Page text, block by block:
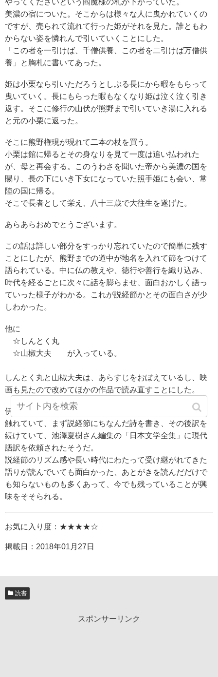
美濃の宿についた。そこからは様々な人に曳かれていくの
ですが、売られて流れて行った姫がそれを見た。誰ともわ
からない姿を憐れんで引いていくことにした。
「この者を一引けば、千僧供養、この者を二引けば万僧供
養」と胸札に書いてあった。
姫は小栗なら引いただろうとしぶる長にから暇をもらって
曳いていく。長にもらった暇もなくなり姫は泣く泣く引き
返す。そこに修行の山伏が熊野まで引いていき湯に入れる
と元の小栗に返った。
そこに熊野権現が現れて二本の杖を買う。
小栗は館に帰るとその身なりを見て一度は追い払われた
が、母と再会する。このうわさを聞いた帝から美濃の国を
賜り、長の下にいき下女になっていた照手姫にも会い、常
陸の国に帰る。
そこで長者として栄え、八十三歳で大往生を遂げた。
あらあらおめでとうございます。
この話は詳しい部分をすっかり忘れていたので簡単に残す
ことにしたが、熊野までの道中が地名を入れて節をつけて
語られている。中に仏の教えや、徳行や善行を織り込み、
時代を経るごとに次々に話を膨らませ、面白おかしく語っ
ていった様子がわかる。これが説経節かとその面白さが少
しわかった。
他に
☆しんとく丸
☆山椒大夫 が入っている。
しんとく丸と山椒大夫は、あらすじをおぼえているし、映
画も見たので改めてほかの作品で読み直すことにした。
伊藤比呂美さんはあとがきで新訳を手掛けたいきさつにも
触れていて、まず説経節にちなんだ詩を書き、その後訳を
続けていて、池澤夏樹さん編集の「日本文学全集」に現代
語訳を依頼されたそうだ。
説経節のリズム感や長い時代にわたって受け継がれてきた
語りが読んでいても面白かった、あとがきを読んだだけで
も知らないものも多くあって、今でも残っていることが興
味をそそられる。
お気に入り度：★★★★☆
掲載日： 2018年01月27日
読書
スポンサーリンク